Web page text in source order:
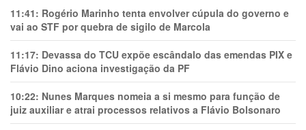
11:41: Rogério Marinho tenta envolver cúpula do governo e
vai ao STF por quebra de sigilo de Marcola
11:17: Devassa do TCU expõe escândalo das emendas PIX e
Flávio Dino aciona investigação da PF
10:22: Nunes Marques nomeia a si mesmo para função de
juiz auxiliar e atrai processos relativos a Flávio Bolsonaro